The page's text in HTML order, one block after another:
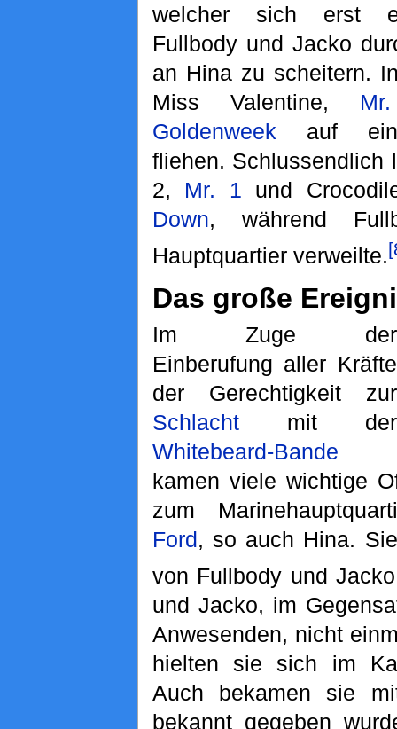
welcher sich erst
Fullbody und Jacko
an Hina zu scheitern.
Miss Valentine,
Goldenweek auf
fliehen. Schlussendlich
2, Mr. 1 und
Down, während
Hauptquartier verweilte.
Das große
Im Zuge der
Einberufung aller Kräfte
der Gerechtigkeit zur
Schlachtmit der
Whitebeard-Bande
kamen viele wichtige
zum
Ford, so auch Hina.
von Fullbody und
und Jacko, im
Anwesenden, nicht
hielten sie sich im
Auch bekamen sie
bekannt gegeben